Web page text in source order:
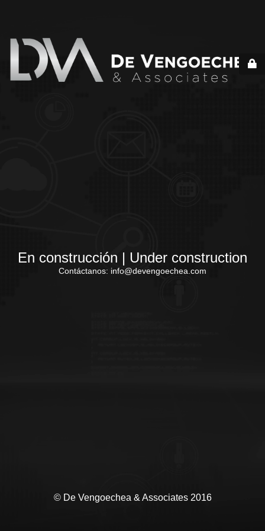
En construcción | Under construction
Contáctanos: info@devengoechea.com
© De Vengoechea & Associates 2016